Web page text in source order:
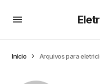
Início Arquivos para